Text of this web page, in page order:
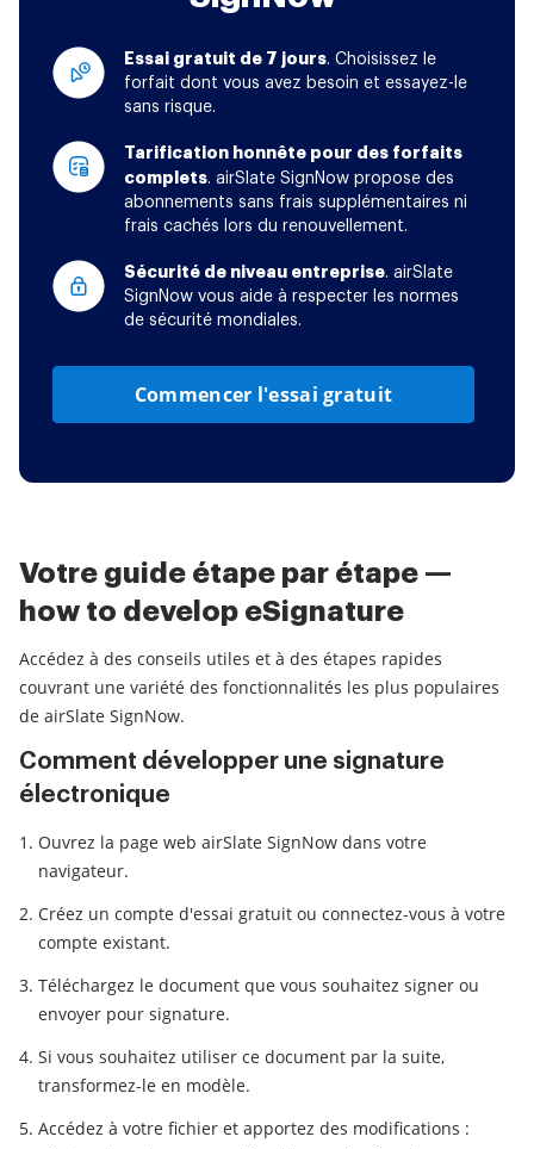
Essai gratuit de 7 jours. Choisissez le
forfait dont vous avez besoin et essayez-le
sans risque.
Tarification honnête pour des forfaits
complets. airSlate SignNow propose des
abonnements sans frais supplémentaires ni
frais cachés lors du renouvellement.
Sécurité de niveau entreprise. airSlate
SignNow vous aide à respecter les normes
de sécurité mondiales.
Commencer l'essai gratuit
Votre guide étape par étape —
how to develop eSignature
Accédez à des conseils utiles et à des étapes rapides
couvrant une variété des fonctionnalités les plus populaires
de airSlate SignNow.
Comment développer une signature
électronique
Ouvrez la page web airSlate SignNow dans votre
navigateur.
Créez un compte d'essai gratuit ou connectez-vous à votre
compte existant.
Téléchargez le document que vous souhaitez signer ou
envoyer pour signature.
Si vous souhaitez utiliser ce document par la suite,
transformez-le en modèle.
Accédez à votre fichier et apportez des modifications :